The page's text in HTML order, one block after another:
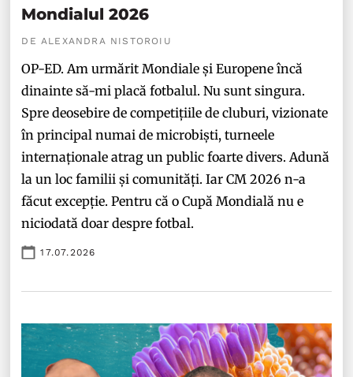
Mondialul 2026
DE ALEXANDRA NISTOROIU
OP-ED. Am urmărit Mondiale și Europene încă
dinainte să-mi placă fotbalul. Nu sunt singura.
Spre deosebire de competițiile de cluburi, vizionate
în principal numai de microbiști, turneele
internaționale atrag un public foarte divers. Adună
la un loc familii și comunități. Iar CM 2026 n-a
făcut excepție. Pentru că o Cupă Mondială nu e
niciodată doar despre fotbal.
17.07.2026